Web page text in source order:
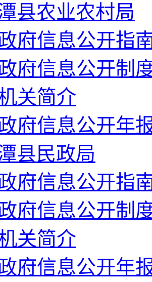
县农业农村局
府信息公开指
府信息公开制
关简介
府信息公开年
县民政局
府信息公开指
府信息公开制
关简介
府信息公开年